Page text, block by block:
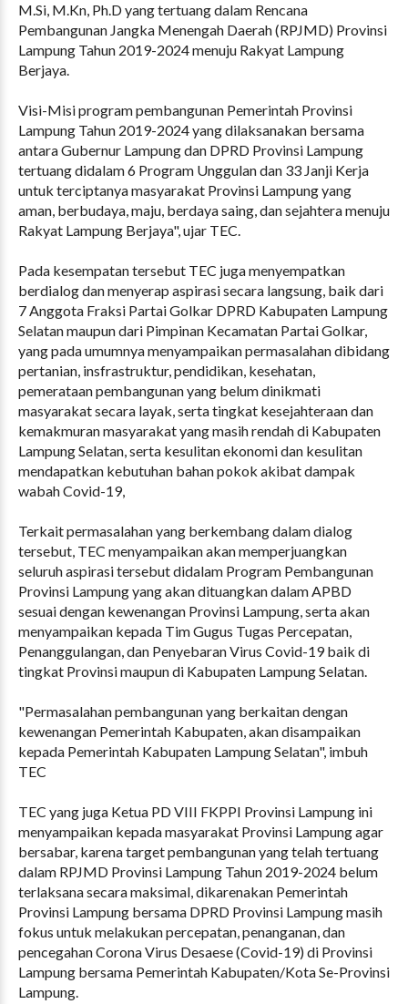
M.Si, M.Kn, Ph.D yang tertuang dalam Rencana
Pembangunan Jangka Menengah Daerah (RPJMD) Provinsi
Lampung Tahun 2019-2024 menuju Rakyat Lampung
Berjaya.
Visi-Misi program pembangunan Pemerintah Provinsi
Lampung Tahun 2019-2024 yang dilaksanakan bersama
antara Gubernur Lampung dan DPRD Provinsi Lampung
tertuang didalam 6 Program Unggulan dan 33 Janji Kerja
untuk terciptanya masyarakat Provinsi Lampung yang
aman, berbudaya, maju, berdaya saing, dan sejahtera menuju
Rakyat Lampung Berjaya", ujar TEC.
Pada kesempatan tersebut TEC juga menyempatkan
berdialog dan menyerap aspirasi secara langsung, baik dari
7 Anggota Fraksi Partai Golkar DPRD Kabupaten Lampung
Selatan maupun dari Pimpinan Kecamatan Partai Golkar,
yang pada umumnya menyampaikan permasalahan dibidang
pertanian, insfrastruktur, pendidikan, kesehatan,
pemerataan pembangunan yang belum dinikmati
masyarakat secara layak, serta tingkat kesejahteraan dan
kemakmuran masyarakat yang masih rendah di Kabupaten
Lampung Selatan, serta kesulitan ekonomi dan kesulitan
mendapatkan kebutuhan bahan pokok akibat dampak
wabah Covid-19,
Terkait permasalahan yang berkembang dalam dialog
tersebut, TEC menyampaikan akan memperjuangkan
seluruh aspirasi tersebut didalam Program Pembangunan
Provinsi Lampung yang akan dituangkan dalam APBD
sesuai dengan kewenangan Provinsi Lampung, serta akan
menyampaikan kepada Tim Gugus Tugas Percepatan,
Penanggulangan, dan Penyebaran Virus Covid-19 baik di
tingkat Provinsi maupun di Kabupaten Lampung Selatan.
"Permasalahan pembangunan yang berkaitan dengan
kewenangan Pemerintah Kabupaten, akan disampaikan
kepada Pemerintah Kabupaten Lampung Selatan", imbuh
TEC
TEC yang juga Ketua PD VIII FKPPI Provinsi Lampung ini
menyampaikan kepada masyarakat Provinsi Lampung agar
bersabar, karena target pembangunan yang telah tertuang
dalam RPJMD Provinsi Lampung Tahun 2019-2024 belum
terlaksana secara maksimal, dikarenakan Pemerintah
Provinsi Lampung bersama DPRD Provinsi Lampung masih
fokus untuk melakukan percepatan, penanganan, dan
pencegahan Corona Virus Desaese (Covid-19) di Provinsi
Lampung bersama Pemerintah Kabupaten/Kota Se-Provinsi
Lampung.